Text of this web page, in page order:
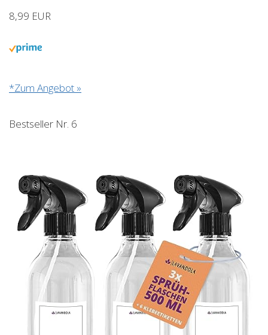
8,99 EUR
*Zum Angebot »
Bestseller Nr. 6